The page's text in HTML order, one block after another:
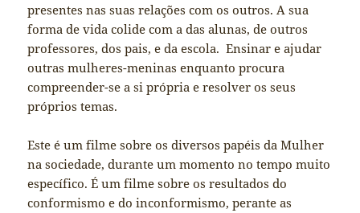
presentes nas suas relações com os outros. A sua
forma de vida colide com a das alunas, de outros
professores, dos pais, e da escola. Ensinar e ajudar
outras mulheres-meninas enquanto procura
compreender-se a si própria e resolver os seus
próprios temas.
Este é um filme sobre os diversos papéis da Mulher
na sociedade, durante um momento no tempo muito
específico. É um filme sobre os resultados do
conformismo e do inconformismo, perante as